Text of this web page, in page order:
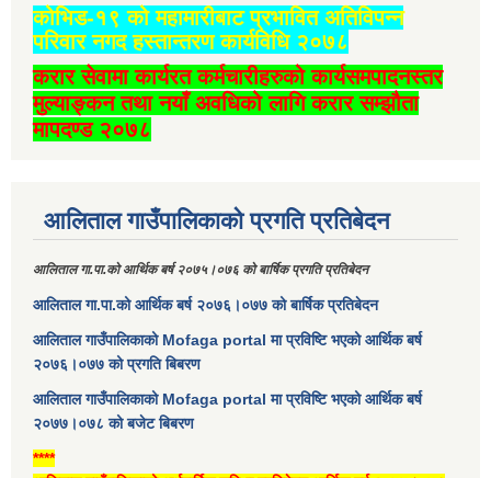
कोभिड-१९ को महामारीबाट प्रभावित अतिविपन्न
परिवार नगद हस्तान्तरण कार्यविधि २०७८
करार सेवामा कार्यरत कर्मचारीहरुको कार्यसमपादनस्तर
मुल्याङ्कन तथा नयाँ अवधिको लागि करार सम्झौता
मापदण्ड २०७८
आलिताल गाउँपालिकाको प्रगति प्रतिबेदन
आलिताल गा.पा.को आर्थिक बर्ष २०७५।०७६ को बार्षिक प्रगति प्रतिबेदन
आलिताल गा.पा.को आर्थिक बर्ष २०७६।०७७ को बार्षिक प्रतिबेदन
आलिताल गाउँपालिकाको Mofaga portal मा प्रविष्टि भएको आर्थिक बर्ष
२०७६।०७७ को प्रगति बिबरण
आलिताल गाउँपालिकाको Mofaga portal मा प्रविष्टि भएको आर्थिक बर्ष
२०७७।०७८ को बजेट बिबरण
****